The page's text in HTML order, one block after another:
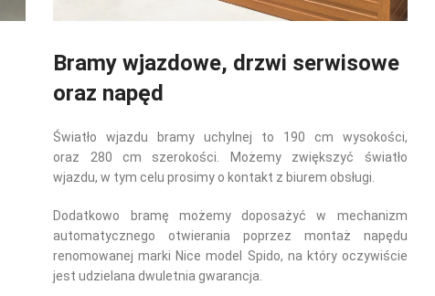
Bramy wjazdowe, drzwi serwisowe
oraz napęd
Światło wjazdu bramy uchylnej to 190 cm wysokości,
oraz 280 cm szerokości. Możemy zwiększyć światło
wjazdu, w tym celu prosimy o kontakt z biurem obsługi.
Dodatkowo bramę możemy doposażyć w mechanizm
automatycznego otwierania poprzez montaż napędu
renomowanej marki Nice model Spido, na który oczywiście
jest udzielana dwuletnia gwarancja.